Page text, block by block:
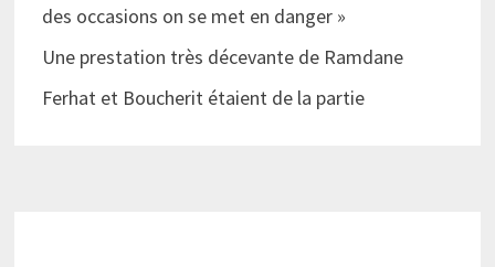
des occasions on se met en danger »
Une prestation très décevante de Ramdane
Ferhat et Boucherit étaient de la partie